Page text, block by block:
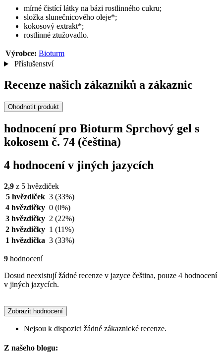
mírné čistící látky na bázi rostlinného cukru;
složka slunečnicového oleje*;
kokosový extrakt*;
rostlinné ztužovadlo.
Výrobce: Bioturm
Příslušenství
Recenze našich zákazníků a zákaznic
Ohodnotit produkt
hodnocení pro Bioturm Sprchový gel s
kokosem č. 74 (čeština)
4 hodnocení v jiných jazycích
2,9 z 5 hvězdiček
5 hvězdiček 3 (33%)
4 hvězdičky 0 (0%)
3 hvězdičky 2 (22%)
2 hvězdičky 1 (11%)
1 hvězdička 3 (33%)
9 hodnocení
Dosud neexistují žádné recenze v jazyce čeština, pouze 4 hodnocení
v jiných jazycích.
Zobrazit hodnocení
Nejsou k dispozici žádné zákaznické recenze.
Z našeho blogu: